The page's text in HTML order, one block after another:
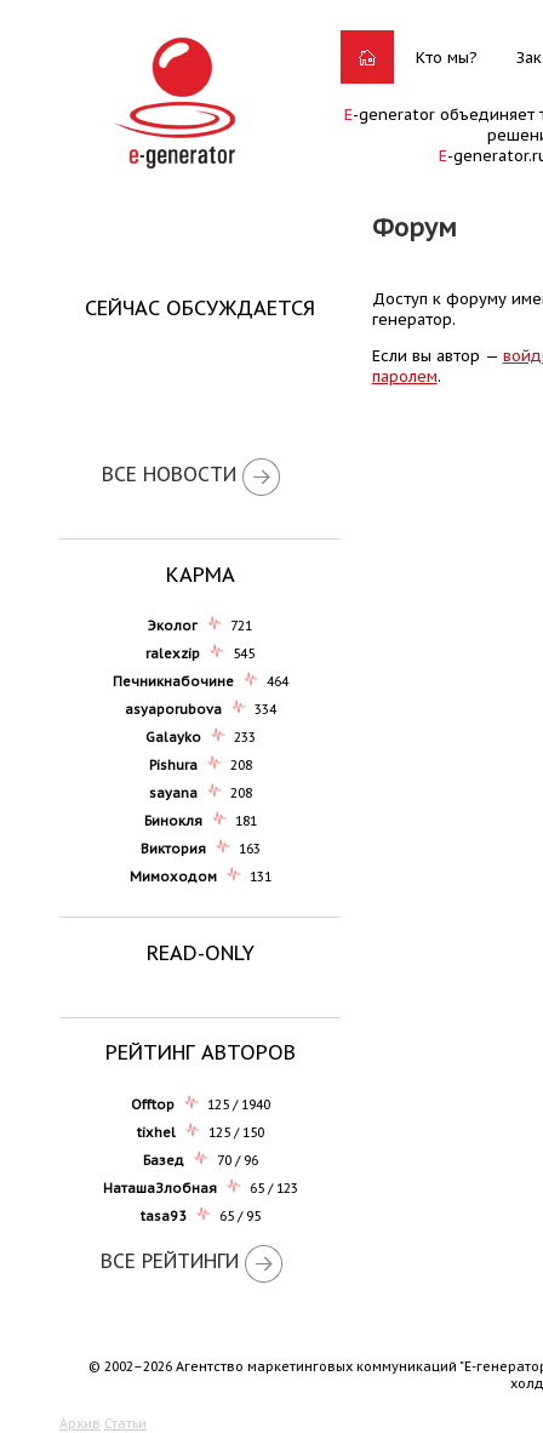
Кто мы?
E-generator объединяет
E-
Форум
СЕЙЧАС ОБСУЖДАЕТСЯ
ВСЕ НОВОСТИ
КАРМА
Эколог
721
ralexzip
545
Печникнабочине
464
asyaporubova
334
Galayko
233
Pishura
208
sayana
208
Бинокля
181
Виктория
163
Мимоходом
131
READ-ONLY
РЕЙТИНГ АВТОРОВ
Offtop
125 / 1940
tixhel
125 / 150
Базед
70 / 96
НаташаЗлобная
65 / 123
tasa93
65 / 95
ВСЕ РЕЙТИНГИ
Доступ к форуму
генератор.
Если вы автор —
паролем.
© 2002–2026 Агентство маркетинговых коммуникаций "Е-
Архив Статьи